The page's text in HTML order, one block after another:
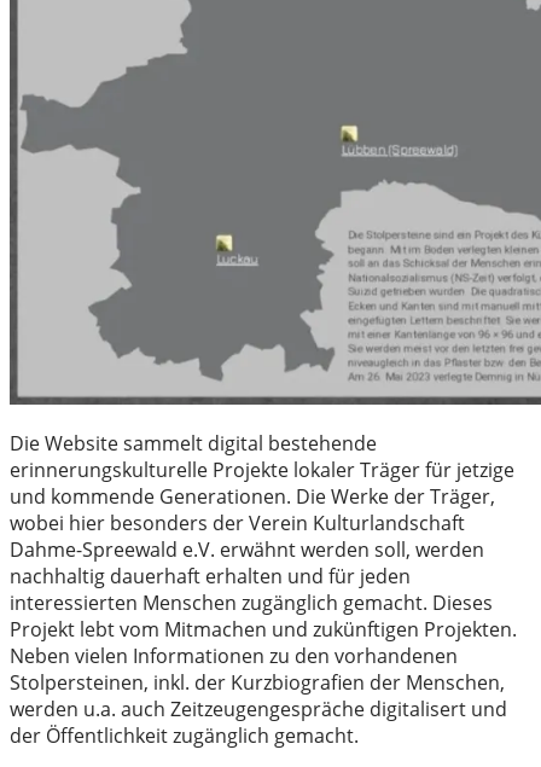
Die Website sammelt digital bestehende
erinnerungskulturelle Projekte lokaler Träger für jetzige
und kommende Generationen. Die Werke der Träger,
wobei hier besonders der Verein Kulturlandschaft
Dahme-Spreewald e.V. erwähnt werden soll, werden
nachhaltig dauerhaft erhalten und für jeden
interessierten Menschen zugänglich gemacht. Dieses
Projekt lebt vom Mitmachen und zukünftigen Projekten.
Neben vielen Informationen zu den vorhandenen
Stolpersteinen, inkl. der Kurzbiografien der Menschen,
werden u.a. auch Zeitzeugengespräche digitalisert und
der Öffentlichkeit zugänglich gemacht.